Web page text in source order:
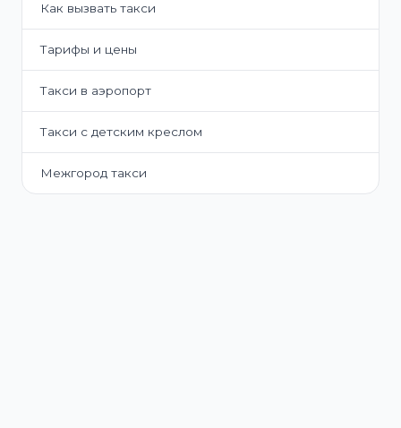
Как вызвать такси
Тарифы и цены
Такси в аэропорт
Такси с детским креслом
Межгород такси